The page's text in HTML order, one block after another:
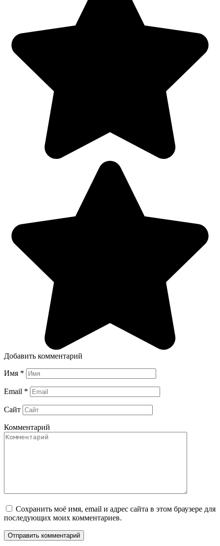
Добавить комментарий
Имя *
Email *
Сайт
Комментарий
Сохранить моё имя, email и адрес сайта в этом браузере для
последующих моих комментариев.